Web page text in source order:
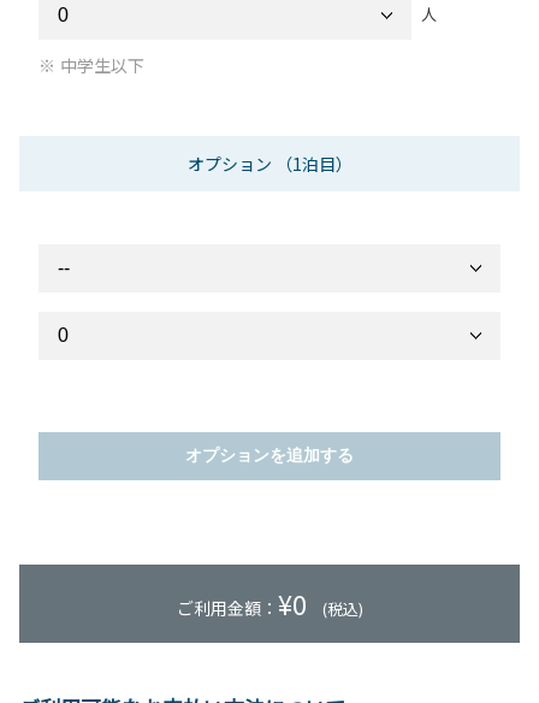
人
中学生以下
オプション （1泊目）
オプションを追加する
ご利用金額： ¥0 (税込)